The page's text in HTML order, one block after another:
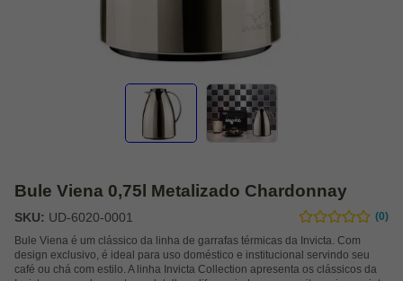
Bule Viena 0,75l Metalizado Chardonnay
SKU: UD-6020-0001
(0)
Bule Viena é um clássico da linha de garrafas térmicas da Invicta. Com
design exclusivo, é ideal para uso doméstico e institucional servindo seu
café ou chá com estilo. A linha Invicta Collection apresenta os clássicos da